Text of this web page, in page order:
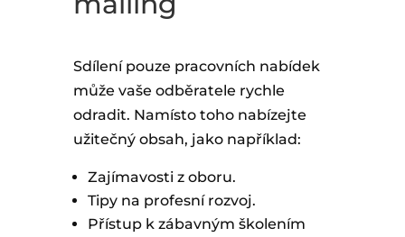
Sdílení pouze pracovních nabídek
může vaše odběratele rychle
odradit. Namísto toho nabízejte
užitečný obsah, jako například:
Zajímavosti z oboru.
Tipy na profesní rozvoj.
Přístup k zábavným školením